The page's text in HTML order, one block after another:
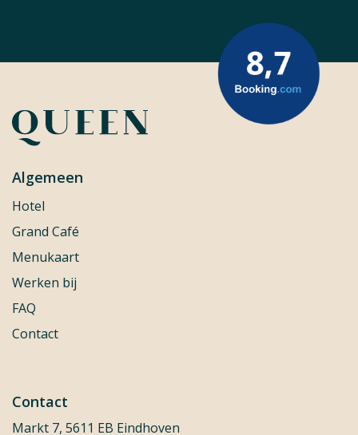
Algemeen
Hotel
Grand Café
Menukaart
Werken bij
FAQ
Contact
Contact
Markt 7, 5611 EB Eindhoven